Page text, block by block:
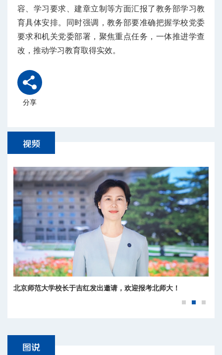
容、学习要求、建章立制等方面汇报了教务部学习教
育具体安排。同时强调，教务部要准确把握学校党委
要求和机关党委部署，聚焦重点任务，一体推进学查
改，推动学习教育取得实效。
分享
北京师范大学校长于吉红发出邀请，欢迎报考北师大！